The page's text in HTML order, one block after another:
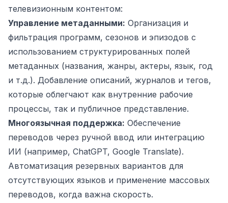
телевизионным контентом:
Управление метаданными: Организация и
фильтрация программ, сезонов и эпизодов с
использованием структурированных полей
метаданных (названия, жанры, актеры, язык, год
и т.д.). Добавление описаний, журналов и тегов,
которые облегчают как внутренние рабочие
процессы, так и публичное представление.
Многоязычная поддержка: Обеспечение
переводов через ручной ввод или интеграцию
ИИ (например, ChatGPT, Google Translate).
Автоматизация резервных вариантов для
отсутствующих языков и применение массовых
переводов, когда важна скорость.